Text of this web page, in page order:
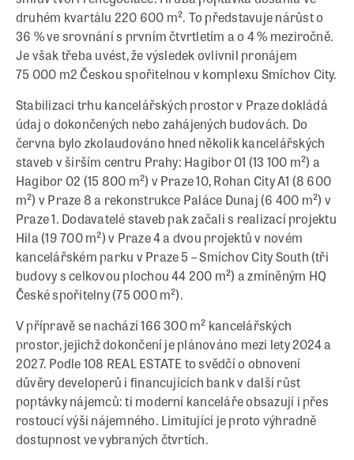
druhém kvartálu 220 600 m². To představuje nárůst o
36 % ve srovnání s prvním čtvrtletím a o 4 % meziročně.
Je však třeba uvést, že výsledek ovlivnil pronájem
75 000 m2 Českou spořitelnou v komplexu Smíchov City.
Stabilizaci trhu kancelářských prostor v Praze dokládá
údaj o dokončených nebo zahájených budovách. Do
června bylo zkolaudováno hned několik kancelářských
staveb v širším centru Prahy: Hagibor 01 (13 100 m²) a
Hagibor 02 (15 800 m²) v Praze 10, Rohan City A1 (8 600
m²) v Praze 8 a rekonstrukce Paláce Dunaj (6 400 m²) v
Praze 1. Dodavatelé staveb pak začali s realizací projektu
Hila (19 700 m²) v Praze 4 a dvou projektů v novém
kancelářském parku v Praze 5 – Smíchov City South (tři
budovy s celkovou plochou 44 200 m²) a zmíněným HQ
České spořitelny (75 000 m²).
V přípravě se nachází 166 300 m² kancelářských
prostor, jejichž dokončení je plánováno mezi lety 2024 a
2027. Podle 108 REAL ESTATE to svědčí o obnovení
důvěry developerů i financujících bank v další růst
poptávky nájemců: ti moderní kanceláře obsazují i přes
rostoucí výši nájemného. Limitující je proto výhradně
dostupnost ve vybraných čtvrtích.